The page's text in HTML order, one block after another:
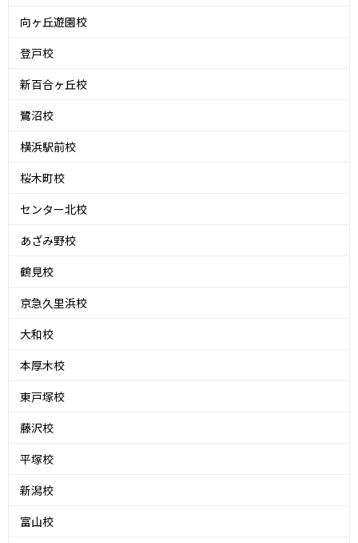
向ヶ丘遊園校
登戸校
新百合ヶ丘校
鷺沼校
横浜駅前校
桜木町校
センター北校
あざみ野校
鶴見校
京急久里浜校
大和校
本厚木校
東戸塚校
藤沢校
平塚校
新潟校
富山校